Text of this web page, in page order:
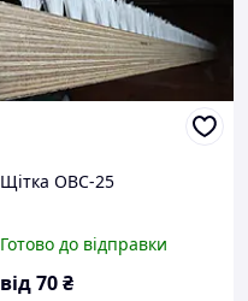
Щітка ОВС-25
Готово до відправки
від70₴